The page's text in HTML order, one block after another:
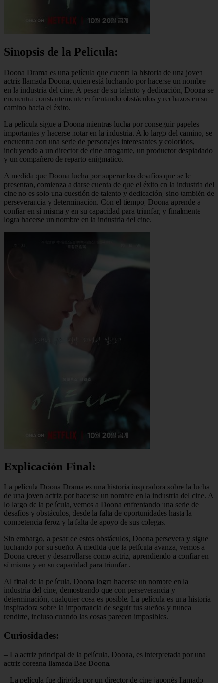
Sinopsis de la Película:
Doona Drama es una película que cuenta la historia de una joven
actriz llamada Doona, quien está luchando por hacerse un nombre
en la industria del cine. A pesar de su talento y dedicación, Doona se
encuentra constantemente enfrentando obstáculos y rechazos en su
camino hacia el éxito.
La película sigue a Doona mientras lucha por conseguir papeles
importantes y hacerse notar en la industria. A lo largo del camino, se
encuentra con una serie de personajes interesantes y coloridos,
incluyendo a un director de cine arrogante, un productor despiadado
y un compañero de reparto enigmático.
A medida que Doona lucha por superar los desafíos que se le
presentan, comienza a darse cuenta de que el éxito en la industria del
cine no es solo una cuestión de talento y dedicación, sino también de
perseverancia y determinación. Con el tiempo, Doona aprende a
confiar en sí misma y en su capacidad para triunfar, y finalmente
logra hacerse un nombre en la industria del cine.
Explicación Final:
La película Doona Drama es una historia inspiradora sobre la lucha
de una joven actriz por hacerse un nombre en la industria del cine. A
lo largo de la película, vemos a Doona enfrentando una serie de
desafíos y obstáculos, desde la falta de oportunidades hasta la
competencia feroz y la falta de apoyo de sus colegas.
Sin embargo, a pesar de estos obstáculos, Doona persevera y sigue
luchando por su sueño. A medida que la película avanza, vemos a
Doona crecer y desarrollarse como actriz, aprendiendo a confiar en
sí misma y en su capacidad para triunfar .
Al final de la película, Doona logra hacerse un nombre en la
industria del cine, demostrando que con perseverancia y
determinación, cualquier cosa es posible. La película es una historia
inspiradora sobre la importancia de seguir tus sueños y nunca
rendirte, incluso cuando las cosas parecen imposibles.
Curiosidades:
– La actriz principal de la película, Doona, es interpretada por una
actriz coreana llamada Bae Doona.
– La película fue dirigida por un director de cine japonés llamado